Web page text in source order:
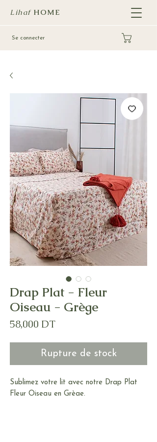
Lihaf HOME
Se connecter
Drap Plat - Fleur
Oiseau - Grège
58,000 DTPrix
Rupture de stock
Sublimez votre lit avec notre Drap Plat
Fleur Oiseau en Grège.